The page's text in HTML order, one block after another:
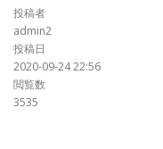
投稿者
admin2
投稿日
2020-09-24 22:56
閲覧数
3535